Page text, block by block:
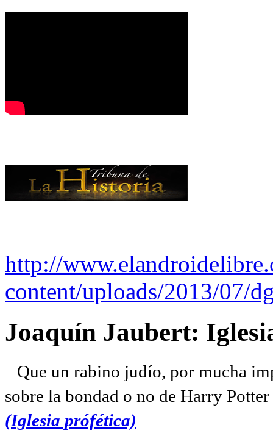
http://
content/uploads/2013/07/
Joaquín Jaubert:
Que un rabino judío, por mucha
sobre la bondad o no de Harry
(Iglesia prófética)